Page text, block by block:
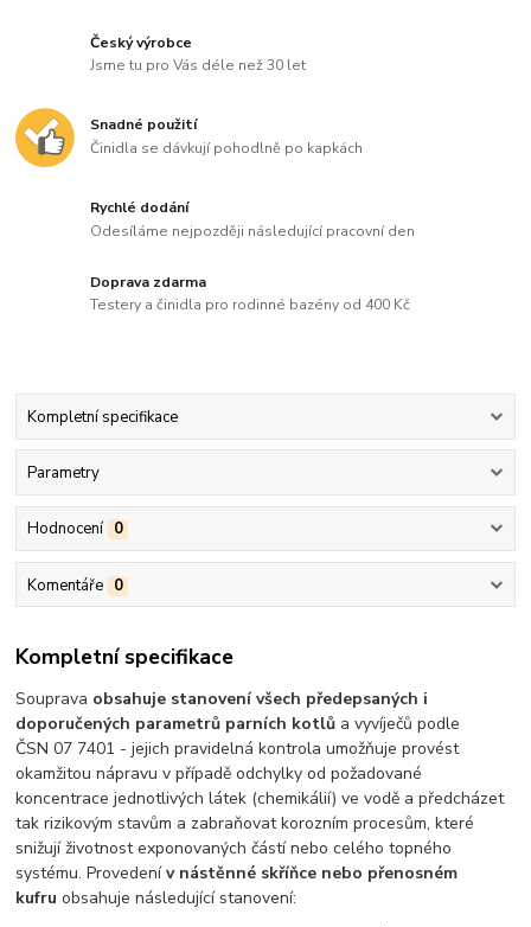
Český výrobce
Jsme tu pro Vás déle než 30 let
Snadné použití
Činidla se dávkují pohodlně po kapkách
Rychlé dodání
Odesíláme nejpozději následující pracovní den
Doprava zdarma
Testery a činidla pro rodinné bazény od 400 Kč
Kompletní specifikace
Parametry
Hodnocení 0
Komentáře 0
Kompletní specifikace
Souprava obsahuje stanovení všech předepsaných i
doporučených parametrů parních kotlů a vyvíječů podle
ČSN 07 7401 - jejich pravidelná kontrola umožňuje provést
okamžitou nápravu v případě odchylky od požadované
koncentrace jednotlivých látek (chemikálií) ve vodě a předcházet
tak rizikovým stavům a zabraňovat korozním procesům, které
snižují životnost exponovaných částí nebo celého topného
systému. Provedenív nástěnné skříňce nebo přenosném
kufru obsahuje následující stanovení: